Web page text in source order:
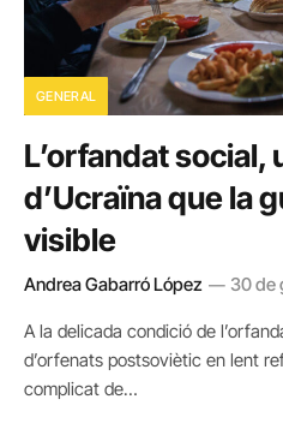
GENERAL
L’orfandat social,
d’Ucraïna que la
visible
Andrea Gabarró López 30 de
A la delicada condició de
d’orfenats postsoviètic en lent
complicat de…